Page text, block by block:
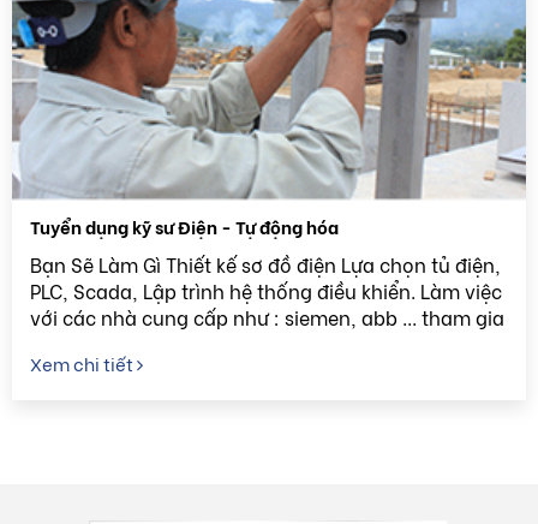
Tuyển dụng kỹ sư Điện - Tự động hóa
Bạn Sẽ Làm Gì Thiết kế sơ đồ điện Lựa chọn tủ điện,
PLC, Scada, Lập trình hệ thống điều khiển. Làm việc
với các nhà cung cấp như : siemen, abb ... tham gia
Xem chi tiết